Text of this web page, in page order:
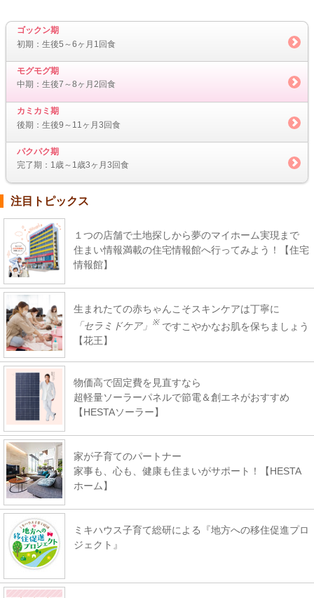
ゴックン期
初期：生後5～6ヶ月1回食
モグモグ期
中期：生後7～8ヶ月2回食
カミカミ期
後期：生後9～11ヶ月3回食
パクパク期
完了期：1歳～1歳3ヶ月3回食
注目トピックス
１つの店舗で土地探しから夢のマイホーム実現まで
住まい情報満載の住宅情報館へ行ってみよう！【住宅
情報館】
生まれたての赤ちゃんこそスキンケアは丁寧に
「セラミドケア」
※ ですこやかなお肌を保ちましょう
【花王】
物価高で固定費を見直すなら
超軽量ソーラーパネルで節電＆創エネがおすすめ
【HESTAソーラー】
家が子育てのパートナー
家事も、心も、健康も住まいがサポート！【HESTA
ホーム】
ミキハウス子育て総研による『地方への移住促進プロ
ジェクト』